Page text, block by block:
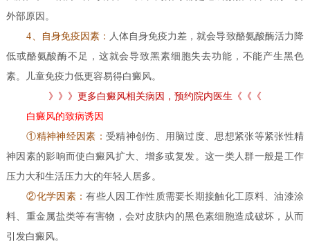
外部原因。
4、自身免疫因素： 人体自身免疫力差，就会导致酪氨酸酶活力降
低或酪氨酸酶不足，这就会导致黑素细胞失去功能，不能产生黑色
素。儿童免疫力低更容易得白癜风。
》》》更多白癜风相关病因，预约院内医生《《《
白癜风的致病诱因
①精神神经因素： 受精神创伤、用脑过度、思想紧张等紧张性精
神因素的影响而使白癜风扩大、增多或复发。这一类人群一般是工作
压力大和生活压力大的年轻人居多。
②化学因素：有些人因工作性质需要长期接触化工原料、油漆涂
料、重金属盐类等有害物，会对皮肤内的黑色素细胞造成破坏，从而
引发白癜风。